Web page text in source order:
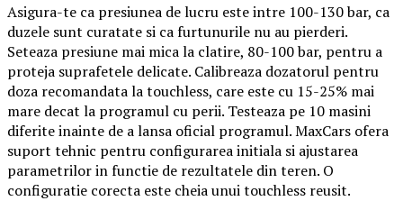
Asigura-te ca presiunea de lucru este intre 100-130 bar, ca
duzele sunt curatate si ca furtunurile nu au pierderi.
Seteaza presiune mai mica la clatire, 80-100 bar, pentru a
proteja suprafetele delicate. Calibreaza dozatorul pentru
doza recomandata la touchless, care este cu 15-25% mai
mare decat la programul cu perii. Testeaza pe 10 masini
diferite inainte de a lansa oficial programul. MaxCars ofera
suport tehnic pentru configurarea initiala si ajustarea
parametrilor in functie de rezultatele din teren. O
configuratie corecta este cheia unui touchless reusit.